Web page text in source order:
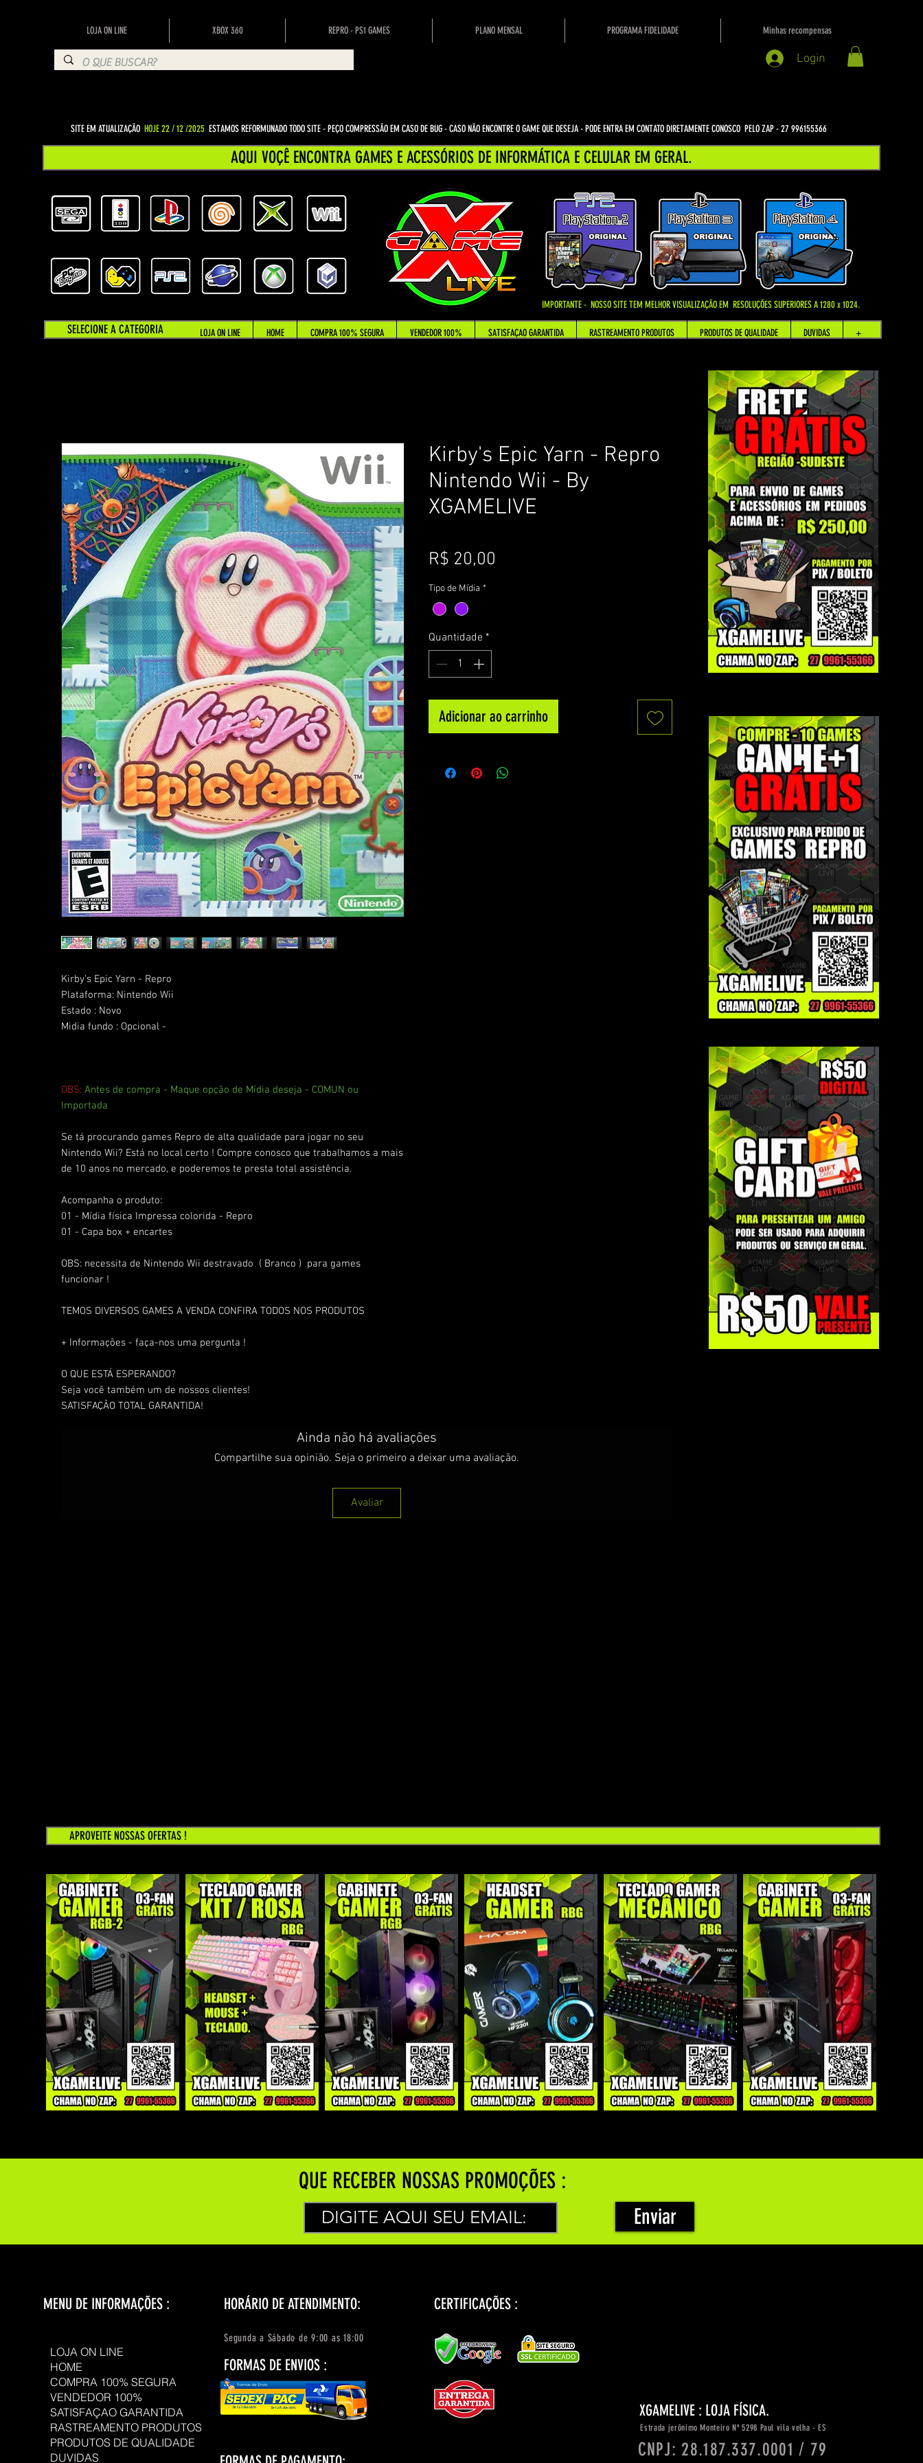
LOJA ON LINE XBOX 360 REPRO - PS1 GAMES PLANO MENSAL PROGRAMA FIDELIDADE Minhas recompensas
Login
Kirby's Epic Yarn - Repro
Plataforma: Nintendo Wii
Estado : Novo
Midia fundo : Opcional -
OBS: Antes de compra - Maque opção de Mídia deseja - COMUN ou
Importada
Se tá procurando games Repro de alta qualidade para jogar no seu
Nintendo Wii? Está no local certo ! Compre conosco que trabalhamos a mais
de 10 anos no mercado, e poderemos te presta total assistência.
Acompanha o produto:
01 - Mídia física Impressa colorida - Repro
01 - Capa box + encartes
OBS: necessita de Nintendo Wii destravado ( Branco ) para games
funcionar !
TEMOS DIVERSOS GAMES A VENDA CONFIRA TODOS NOS PRODUTOS
+ Informações - faça-nos uma pergunta !
O QUE ESTÁ ESPERANDO?
Seja você também um de nossos clientes!
SATISFAÇÃO TOTAL GARANTIDA!
Kirby's Epic Yarn - Repro
Nintendo Wii - By
XGAMELIVE
R$ 20,00
Tipo de Mídia *
Quantidade *
Adicionar ao carrinho
Ainda não há avaliações
Compartilhe sua opinião. Seja o primeiro a deixar uma avaliação.
Avaliar
APROVEITE NOSSAS OFERTAS !
QUE RECEBER NOSSAS PROMOÇÕES :
Enviar
SELECIONE A CATEGORIA
IMPORTANTE - NOSSO SITE TEM MELHOR VISUALIZAÇÃO EM RESOLUÇÕES SUPERIORES A 1280 x 1024.
AQUI VOÇÊ ENCONTRA GAMES E ACESSÓRIOS DE INFORMÁTICA E CELULAR EM GERAL.
SITE EM ATUALIZAÇÃO HOJE 22 / 12 /2025 ESTAMOS REFORMUNADO TODO SITE - PEÇO COMPRESSÃO EM CASO DE BUG- CASO NÃO ENCONTRE O GAME QUE DESEJA - PODE ENTRA EM CONTATO DIRETAMENTE CONOSCO PELO ZAP - 27 996155366
LOJA ON LINE HOME COMPRA 100% SEGURA VENDEDOR 100% SATISFAÇAO GARANTIDA RASTREAMENTO PRODUTOS PRODUTOS DE QUALIDADE DUVIDAS +
MENU DE INFORMAÇÕES :
LOJA ON LINE
HOME
COMPRA 100% SEGURA
VENDEDOR 100%
SATISFAÇAO GARANTIDA
RASTREAMENTO PRODUTOS
PRODUTOS DE QUALIDADE
DUVIDAS
FORMAS DE ENVIOS :
HORÁRIO DE ATENDIMENTO:
XGAMELIVE : LOJA FÍSICA.
CERTIFICAÇÕES :
Segunda a Sábado de 9:00 as 18:00
Estrada jerônimo Monteiro Nº 5298 Paul vila velha - ES
CNPJ: 28.187.337.0001 / 79